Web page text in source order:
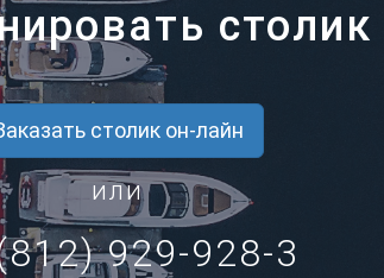
столик
столик он-лайн
или
929-928-3